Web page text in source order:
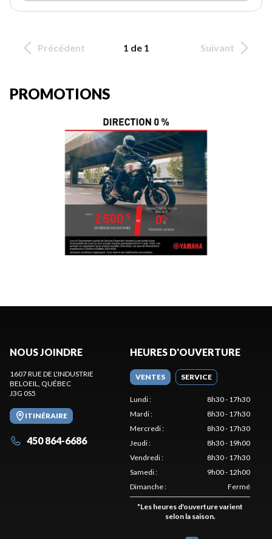
Précédent 1 de 1 Suivant
PROMOTIONS
NOUS JOINDRE
1607 RUE DE L'INDUSTRIE
BELOEIL
, QUÉBEC
J3G 0S5
ITINÉRAIRE
450 864-6686
HEURES D'OUVERTURE
VENTES SERVICE
Lundi:
8h30 - 17h30
Mardi:
8h30 - 17h30
Mercredi:
8h30 - 17h30
Jeudi:
8h30 - 19h00
Vendredi:
8h30 - 17h30
Samedi:
9h00 - 12h00
Dimanche: Fermé
*Les heures d'ouverture varient
selon la saison.